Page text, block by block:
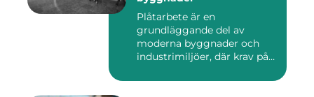
Plåtarbete är en
grundläggande del av
moderna byggnader och
industrimiljöer, där krav på